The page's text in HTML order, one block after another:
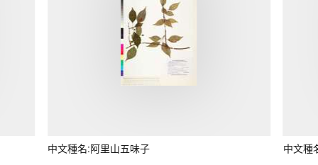
中文種名:阿里山五味子 中文種